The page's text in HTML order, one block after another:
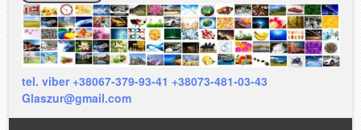
tel. viber +38067-379-93-41 +38073-481-03-43
Glaszur@gmail.com